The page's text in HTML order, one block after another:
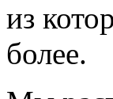
из
более.